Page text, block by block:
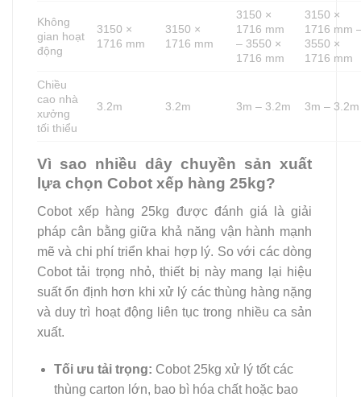
Không
gian hoạt
động
3150 ×
1716 mm
3150 ×
1716 mm
3150 ×
1716 mm
– 3550 ×
1716 mm
3150 ×
1716 mm
3550 ×
1716 mm
Chiều
cao nhà
xưởng
tối thiểu
3.2m 3.2m 3m – 3.2m 3m – 3.2m
Vì sao nhiều dây chuyền sản xuất
lựa chọn Cobot xếp hàng 25kg?
Cobot xếp hàng 25kg được đánh giá là giải
pháp cân bằng giữa khả năng vận hành mạnh
mẽ và chi phí triển khai hợp lý. So với các dòng
Cobot tải trọng nhỏ, thiết bị này mang lại hiệu
suất ổn định hơn khi xử lý các thùng hàng nặng
và duy trì hoạt động liên tục trong nhiều ca sản
xuất.
Tối ưu tải trọng: Cobot 25kg xử lý tốt các
thùng carton lớn, bao bì hóa chất hoặc bao